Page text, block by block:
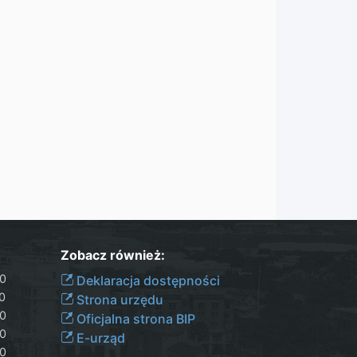
Zobacz również:
Deklaracja dostępności
Strona urzędu
Oficjalna strona BIP
E-urząd